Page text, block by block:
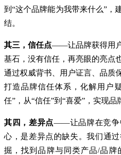
到“这个品牌能为我带来什么”，
结。
其三，信任点——让品牌获得用
基石，没有信任，再亮眼的亮点
通过权威背书、用户证言、品质
打造品牌信任体系，化解用户
任”，从“信任”到“喜爱”，实现品
其四，差异点——让品牌在竞争
心，是差异点的缺失。我们通
掘，找到品牌与同类产品/品牌